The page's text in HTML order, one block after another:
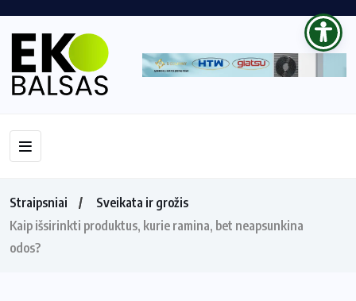
Straipsniai
Sveikata ir grožis
Kaip išsirinkti produktus, kurie ramina, bet neapsunkina
odos?